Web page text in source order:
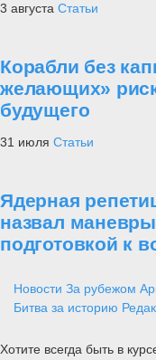
3 августа Статьи
Корабли без
желающих»
будущего
31 июля Статьи
Ядерная
назвал
подготовкой к
Новости За рубежом
Битва за историю
Хотите всегда быть в